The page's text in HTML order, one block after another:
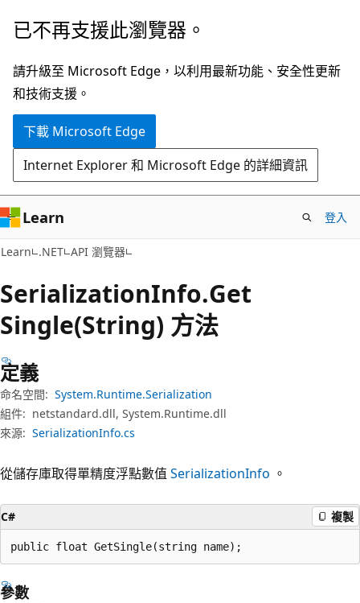
跳
主
要
內
跳
頁
面
內
覽
已不再支援此瀏覽器。
請升級至 Microsoft Edge，以利用最新功能、安全性更新
和技術支援。
下載 Microsoft Edge
Internet Explorer 和 Microsoft Edge 的詳細資訊
Learn 登入
Learn .NET API 瀏覽器
SerializationInfo.Get
Single(String) 方法
定義
命名空間: System.Runtime.Serialization
組件: netstandard.dll, System.Runtime.dll
來源: SerializationInfo.cs
從儲存庫取得單精度浮點數值 SerializationInfo 。
C# 複製
public float GetSingle(string name);
參數